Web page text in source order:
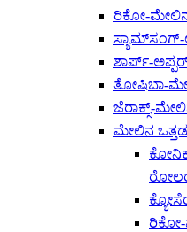
ರಿಕೋ-
ಶಾರ್ಪ್-
ತೋಷಿಬಾ-
ಜೆರಾಕ್ಸ್-
ಮೇಲಿನ